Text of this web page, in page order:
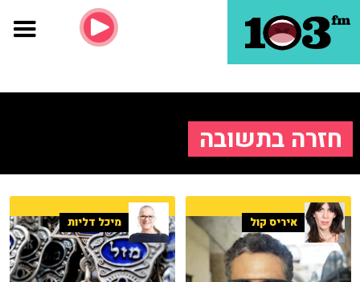
חזרה בתשובה
איריס קול מיכל דליות